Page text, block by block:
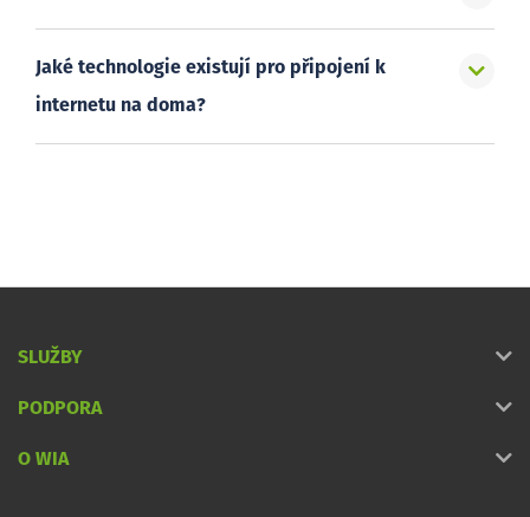
Jaké technologie existují pro připojení k
internetu na doma?
SLUŽBY
PODPORA
O WIA